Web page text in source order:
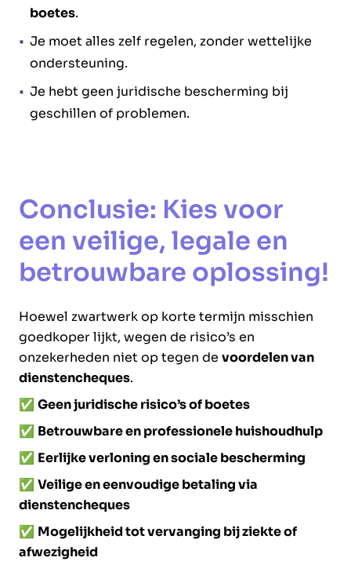
boetes.
Je moet alles zelf regelen, zonder wettelijke
ondersteuning.
Je hebt geen juridische bescherming bij
geschillen of problemen.
Conclusie: Kies voor
een veilige, legale en
betrouwbare oplossing!
Hoewel zwartwerk op korte termijn misschien
goedkoper lijkt, wegen de risico’s en
onzekerheden niet op tegen de voordelen van
dienstencheques.
✅ Geen juridische risico’s of boetes
✅ Betrouwbare en professionele huishoudhulp
✅ Eerlijke verloning en sociale bescherming
✅ Veilige en eenvoudige betaling via
dienstencheques
✅ Mogelijkheid tot vervanging bij ziekte of
afwezigheid